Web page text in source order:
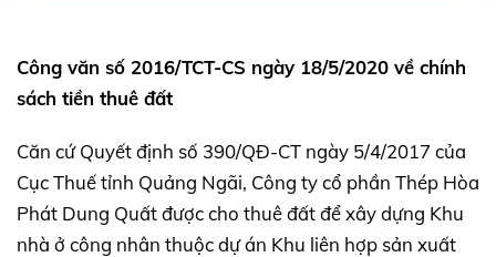
Công văn số 2016/TCT-CS ngày 18/5/2020 về chính
sách tiền thuê đất
Căn cứ Quyết định số 390/QĐ-CT ngày 5/4/2017 của
Cục Thuế tỉnh Quảng Ngãi, Công ty cổ phần Thép Hòa
Phát Dung Quất được cho thuê đất để xây dựng Khu
nhà ở công nhân thuộc dự án Khu liên hợp sản xuất